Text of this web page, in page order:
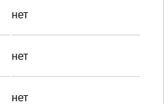
нет
нет
нет